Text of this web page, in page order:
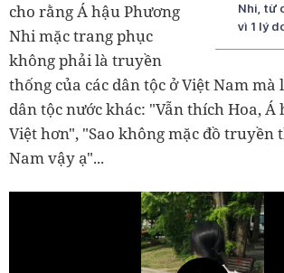
Nhi, từ
vì 1 lý
cho rằng Á hậu Phương
Nhi mặc trang phục
không phải là truyền
thống của các dân tộc ở Việt Nam mà
dân tộc nước khác: "Vẫn thích Hoa, Á
Việt hơn", "Sao không mặc đồ truyền
Nam vậy ạ"...